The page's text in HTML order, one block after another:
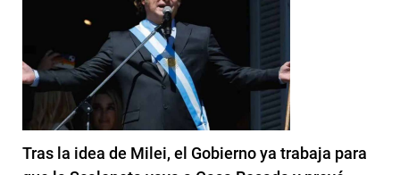
Tras la idea de Milei, el Gobierno ya trabaja para